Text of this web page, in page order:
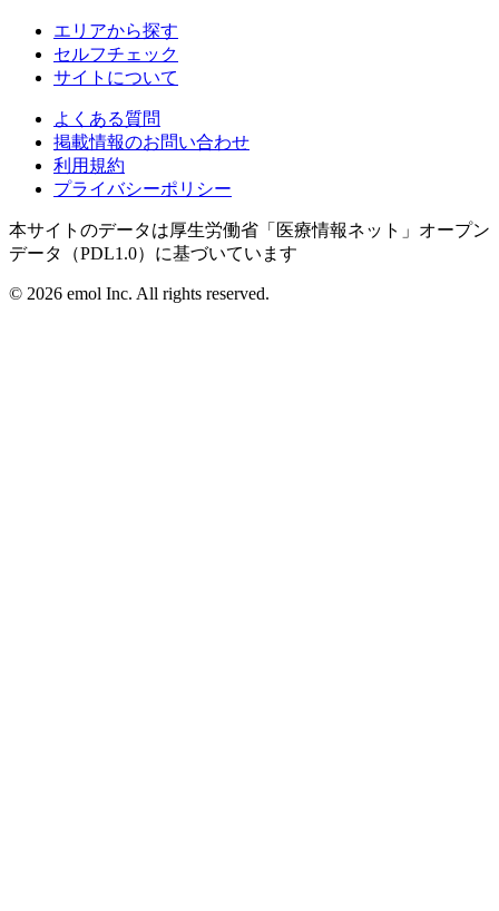
エリアから探す
セルフチェック
サイトについて
よくある質問
掲載情報のお問い合わせ
利用規約
プライバシーポリシー
本サイトのデータは厚生労働省「医療情報ネット」オープン
データ（PDL1.0）に基づいています
© 2026 emol Inc. All rights reserved.